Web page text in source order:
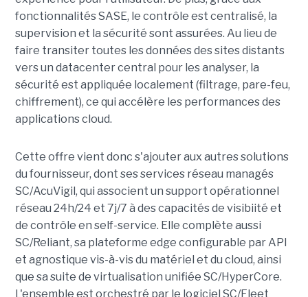
fonctionnalités SASE, le contrôle est centralisé, la
supervision et la sécurité sont assurées. Au lieu de
faire transiter toutes les données des sites distants
vers un datacenter central pour les analyser, la
sécurité est appliquée localement (filtrage, pare-feu,
chiffrement), ce qui accélère les performances des
applications cloud.
Cette offre vient donc s'ajouter aux autres solutions
du fournisseur, dont ses services réseau managés
SC/AcuVigil, qui associent un support opérationnel
réseau 24h/24 et 7j/7 à des capacités de visibiité et
de contrôle en self-service. Elle complète aussi
SC/Reliant, sa plateforme edge configurable par API
et agnostique vis-à-vis du matériel et du cloud, ainsi
que sa suite de virtualisation unifiée SC/HyperCore.
L'ensemble est orchestré par le logiciel SC/Fleet